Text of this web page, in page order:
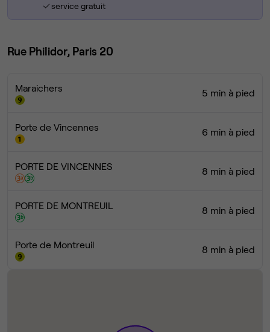
service gratuit
Rue Philidor, Paris 20
Maraichers 5 min à pied
Porte de Vincennes 6 min à pied
PORTE DE VINCENNES 8 min à pied
PORTE DE MONTREUIL 8 min à pied
Porte de Montreuil 8 min à pied